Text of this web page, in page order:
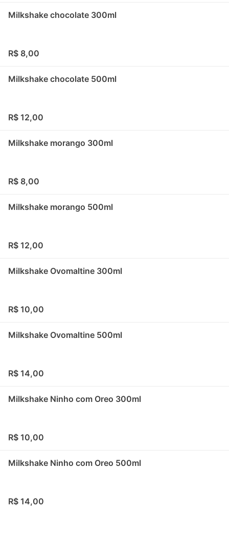
Milkshake chocolate 300ml
R$ 8,00
Milkshake chocolate 500ml
R$ 12,00
Milkshake morango 300ml
R$ 8,00
Milkshake morango 500ml
R$ 12,00
Milkshake Ovomaltine 300ml
R$ 10,00
Milkshake Ovomaltine 500ml
R$ 14,00
Milkshake Ninho com Oreo 300ml
R$ 10,00
Milkshake Ninho com Oreo 500ml
R$ 14,00